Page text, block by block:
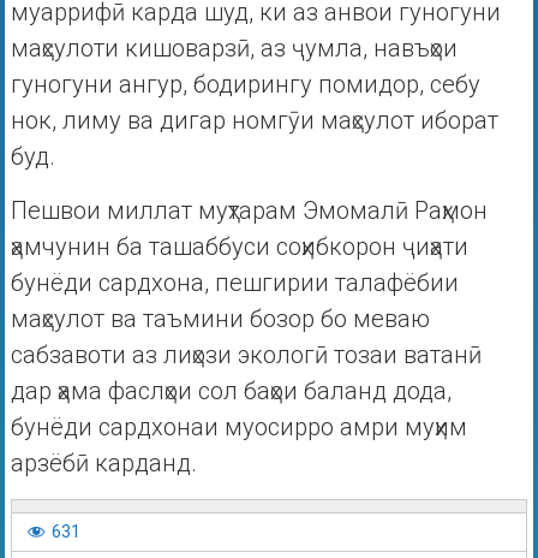
муаррифӣ карда шуд, ки аз анвои гуногуни
маҳсулоти кишоварзӣ, аз ҷумла, навъҳои
гуногуни ангур, бодирингу помидор, себу
нок, лиму ва дигар номгӯи маҳсулот иборат
буд.
Пешвои миллат муҳтарам Эмомалӣ Раҳмон
ҳамчунин ба ташаббуси соҳибкорон ҷиҳати
бунёди сардхона, пешгирии талафёбии
маҳсулот ва таъмини бозор бо меваю
сабзавоти аз лиҳози экологӣ тозаи ватанӣ
дар ҳама фаслҳои сол баҳои баланд дода,
бунёди сардхонаи муосирро амри муҳим
арзёбӣ карданд.
631